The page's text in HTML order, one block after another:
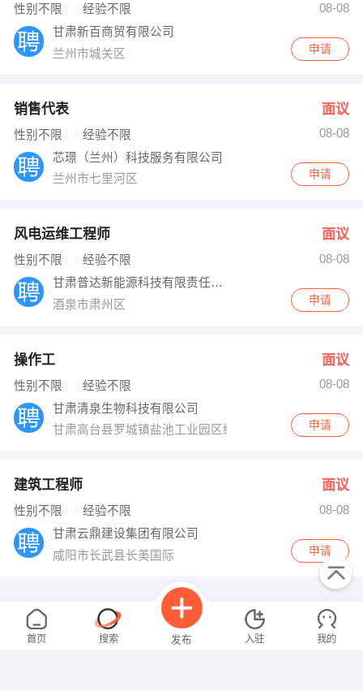
性别不限 经验不限
08-08
甘肃新百商贸有限公司
兰州市城关区
申请
销售代表 面议
性别不限 经验不限
08-08
芯璟（兰州）科技服务有限公司
兰州市七里河区
申请
风电运维工程师 面议
性别不限 经验不限
08-08
甘肃普达新能源科技有限责任公司
酒泉市肃州区
申请
操作工 面议
性别不限 经验不限
08-08
甘肃清泉生物科技有限公司
甘肃高台县罗城镇盐池工业园区经五路西侧
申请
建筑工程师 面议
性别不限 经验不限
08-08
甘肃云鼎建设集团有限公司
咸阳市长武县长美国际
申请
首页 搜索 发布 入驻 我的